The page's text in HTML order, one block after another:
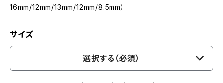
16mm/12mm/13mm/12mm/8.5mm）
サイズ
選択する（必須）